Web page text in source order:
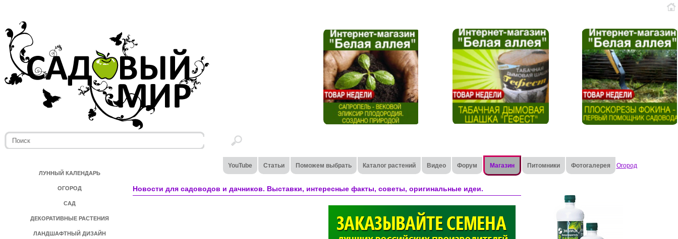
ЛУННЫЙ КАЛЕНДАРЬ
ОГОРОД
САД
ДЕКОРАТИВНЫЕ РАСТЕНИЯ
ЛАНДШАФТНЫЙ ДИЗАЙН
YouTube Статьи Поможем выбрать Каталог растений Видео Форум Магазин Питомники Фотогалерея Огород
Новости для садоводов и дачников. Выставки, интересные факты, советы, оригинальные идеи.